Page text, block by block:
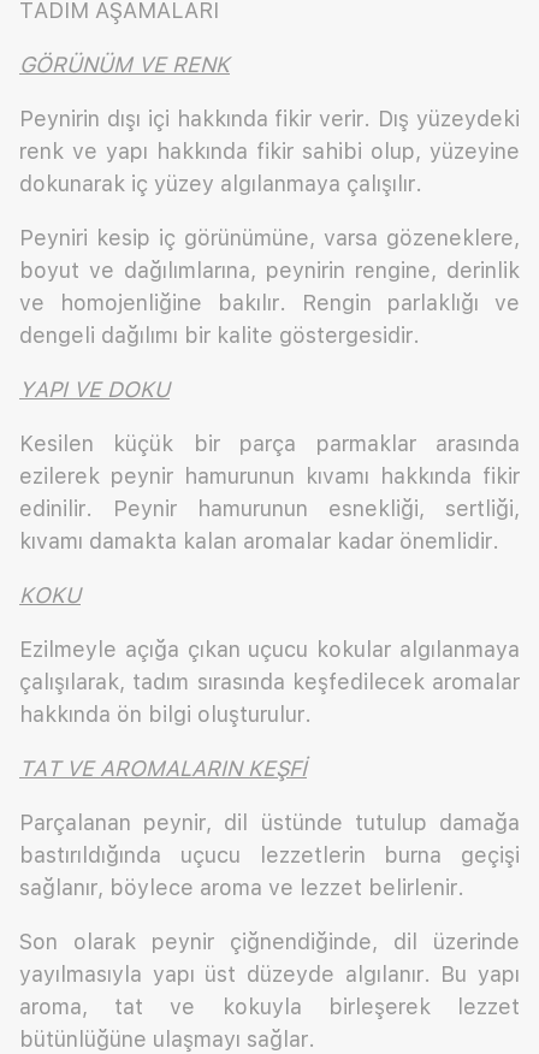
TADIM AŞAMALARI
GÖRÜNÜM VE RENK
Peynirin dışı içi hakkında fikir verir. Dış yüzeydeki
renk ve yapı hakkında fikir sahibi olup, yüzeyine
dokunarak iç yüzey algılanmaya çalışılır.
Peyniri kesip iç görünümüne, varsa gözeneklere,
boyut ve dağılımlarına, peynirin rengine, derinlik
ve homojenliğine bakılır. Rengin parlaklığı ve
dengeli dağılımı bir kalite göstergesidir.
YAPI VE DOKU
Kesilen küçük bir parça parmaklar arasında
ezilerek peynir hamurunun kıvamı hakkında fikir
edinilir. Peynir hamurunun esnekliği, sertliği,
kıvamı damakta kalan aromalar kadar önemlidir.
KOKU
Ezilmeyle açığa çıkan uçucu kokular algılanmaya
çalışılarak, tadım sırasında keşfedilecek aromalar
hakkında ön bilgi oluşturulur.
TAT VE AROMALARIN KEŞFİ
Parçalanan peynir, dil üstünde tutulup damağa
bastırıldığında uçucu lezzetlerin burna geçişi
sağlanır, böylece aroma ve lezzet belirlenir.
Son olarak peynir çiğnendiğinde, dil üzerinde
yayılmasıyla yapı üst düzeyde algılanır. Bu yapı
aroma, tat ve kokuyla birleşerek lezzet
bütünlüğüne ulaşmayı sağlar.